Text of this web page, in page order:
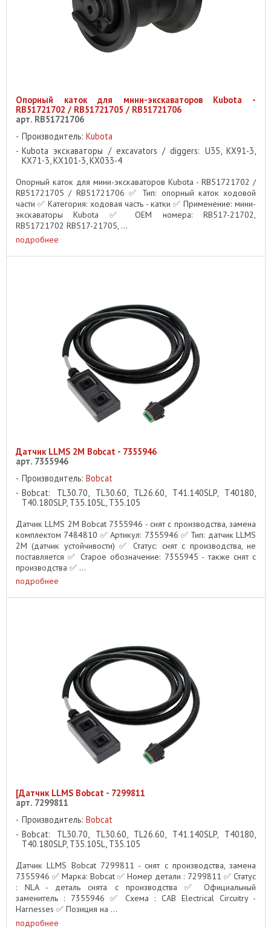
Опорный каток для мини-экскаваторов Kubota -
RB51721702 / RB51721705 / RB51721706
арт. RB51721706
Производитель: Kubota
Kubota экскаваторы / excavators / diggers: U35, KX91-3,
KX71-3, KX101-3, KX033-4
Опорный каток для мини-экскаваторов Kubota - RB51721702 /
RB51721705 / RB51721706 ✅ Тип: опорный каток ходовой
части ✅ Категория: ходовая часть - катки ✅ Применение: мини-
экскаваторы Kubota ✅ OEM номера: RB517-21702,
RB51721702 RB517-21705, ...
подробнее
Датчик LLMS 2M Bobcat - 7355946
арт. 7355946
Производитель: Bobcat
Bobcat: TL30.70, TL30.60, TL26.60, T41.140SLP, T40180,
T40.180SLP, T35.105L, T35.105
Датчик LLMS 2M Bobcat 7355946 - снят с производства, замена
комплектом 7484810 ✅ Артикул: 7355946 ✅ Тип: датчик LLMS
2M (датчик устойчивости) ✅ Статус: снят с производства, не
поставляется ✅ Старое обозначение: 7355945 - также снят с
производства ✅ ...
подробнее
[Датчик LLMS Bobcat - 7299811
арт. 7299811
Производитель: Bobcat
Bobcat: TL30.70, TL30.60, TL26.60, T41.140SLP, T40180,
T40.180SLP, T35.105L, T35.105
Датчик LLMS Bobcat 7299811 - снят с производства, замена
7355946 ✅ Марка: Bobcat ✅ Номер детали : 7299811 ✅ Статус
: NLA - деталь снята с производства ✅ Официальный
заменитель : 7355946 ✅ Схема : CAB Electrical Circuitry -
Harnesses ✅ Позиция на ...
подробнее